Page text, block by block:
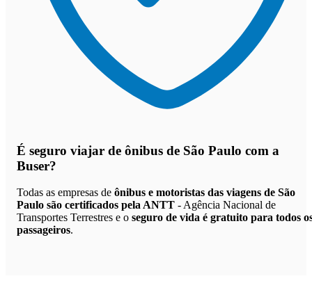
É seguro viajar de ônibus de São Paulo com a
Buser?
Todas as empresas de ônibus e motoristas das viagens de São
Paulo são certificados pela ANTT - Agência Nacional de
Transportes Terrestres e o seguro de vida é gratuito para todos
passageiros.